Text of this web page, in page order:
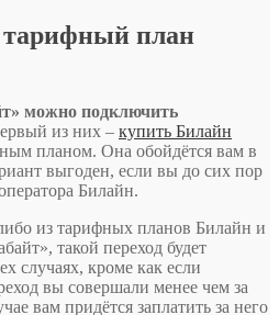
план
можно подключить
из них – купить Билайн
планом. Она обойдётся вам в
выгоден, если вы до сих пор
Билайн.
из тарифных планов Билайн и
такой переход будет
случаях, кроме как если
вы совершали менее чем за
вам придётся заплатить за него